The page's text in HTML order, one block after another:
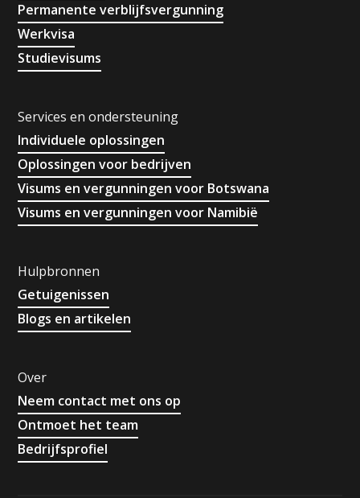
Permanente verblijfsvergunning
Werkvisa
Studievisums
Services en ondersteuning
Individuele oplossingen
Oplossingen voor bedrijven
Visums en vergunningen voor Botswana
Visums en vergunningen voor Namibië
Hulpbronnen
Getuigenissen
Blogs en artikelen
Over
Neem contact met ons op
Ontmoet het team
Bedrijfsprofiel